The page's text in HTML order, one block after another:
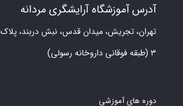
آدرس آموزشگاه آرایشگری مردانه
تهران، تجریش، میدان قدس، نبش دربند، پلاک ۳، طبقه
۳ (طبقه فوقانی داروخانه رسولی)
دوره های آموزشی